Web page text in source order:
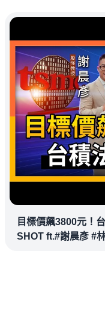
目標價飆3800元！
SHOT ft.#謝晨彥 #